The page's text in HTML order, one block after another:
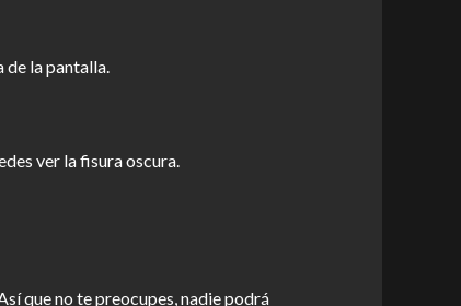
de la pantalla.
ver la fisura oscura.
que no te preocupes, nadie podrá